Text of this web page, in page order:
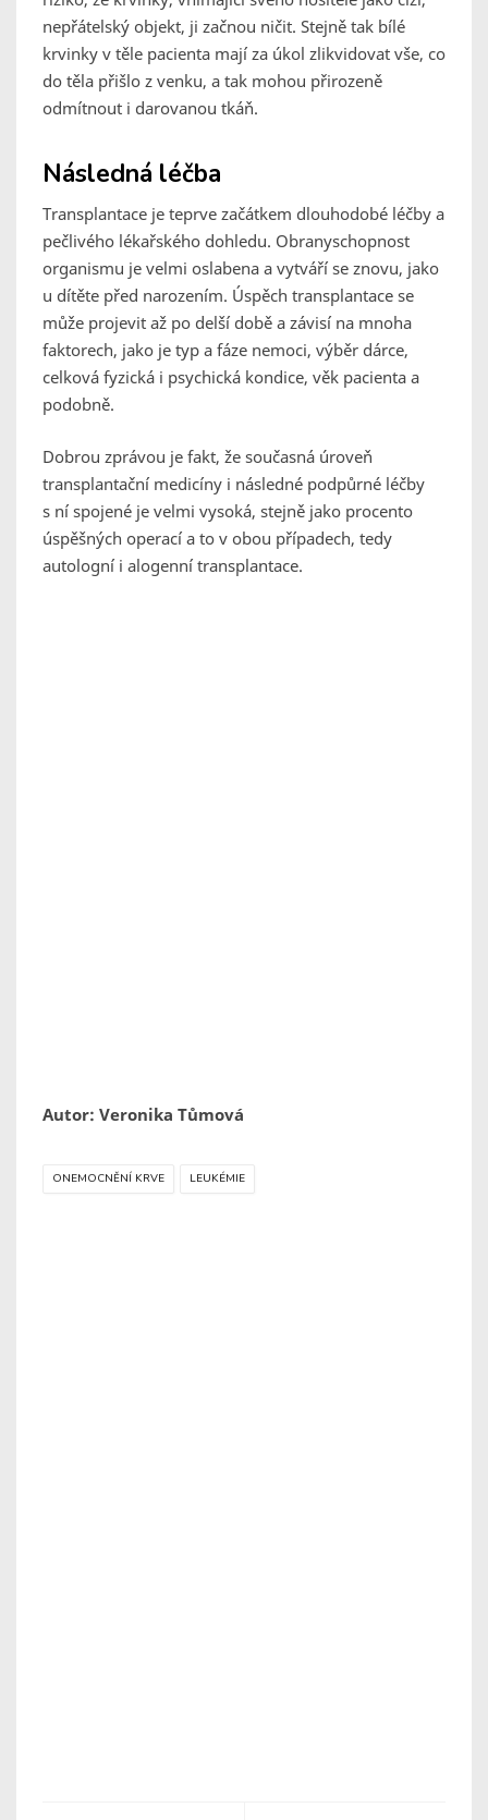
nepřátelský objekt, ji začnou ničit. Stejně tak bílé
krvinky v těle pacienta mají za úkol zlikvidovat vše, co
do těla přišlo z venku, a tak mohou přirozeně
odmítnout i darovanou tkáň.
Následná léčba
Transplantace je teprve začátkem dlouhodobé léčby a
pečlivého lékařského dohledu. Obranyschopnost
organismu je velmi oslabena a vytváří se znovu, jako
u dítěte před narozením. Úspěch transplantace se
může projevit až po delší době a závisí na mnoha
faktorech, jako je typ a fáze nemoci, výběr dárce,
celková fyzická i psychická kondice, věk pacienta a
podobně.
Dobrou zprávou je fakt, že současná úroveň
transplantační medicíny i následné podpůrné léčby
s ní spojené je velmi vysoká, stejně jako procento
úspěšných operací a to v obou případech, tedy
autologní i alogenní transplantace.
Autor: Veronika Tůmová
ONEMOCNĚNÍ KRVE LEUKÉMIE